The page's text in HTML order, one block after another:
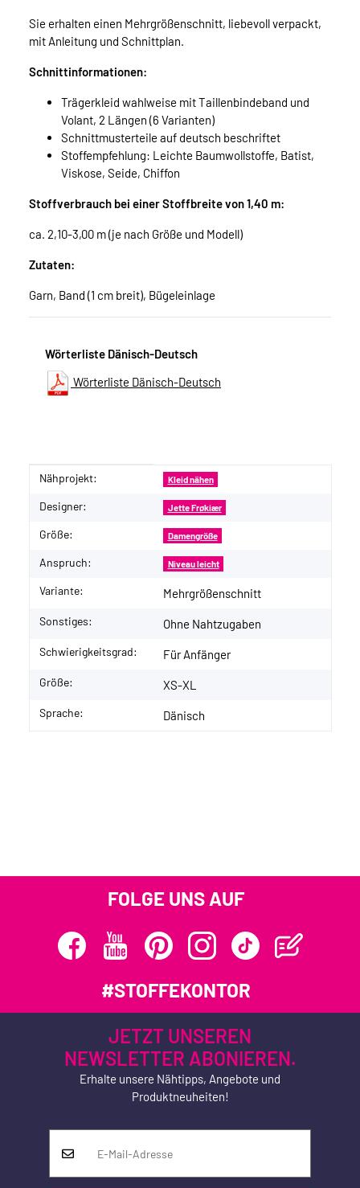
Sie erhalten einen Mehrgrößenschnitt, liebevoll verpackt,
mit Anleitung und Schnittplan.
Schnittinformationen:
Trägerkleid wahlweise mit Taillenbindeband und
Volant, 2 Längen (6 Varianten)
Schnittmusterteile auf deutsch beschriftet
Stoffempfehlung: Leichte Baumwollstoffe, Batist,
Viskose, Seide, Chiffon
Stoffverbrauch bei einer Stoffbreite von 1,40 m:
ca. 2,10-3,00 m (je nach Größe und Modell)
Zutaten:
Garn, Band (1 cm breit), Bügeleinlage
Wörterliste Dänisch-Deutsch
Wörterliste Dänisch-Deutsch
Produkteigenschaft
Wert
Nähprojekt: Kleid nähen
Designer: Jette Frøkiær
Größe: Damengröße
Anspruch: Niveau leicht
Variante: Mehrgrößenschnitt
Sonstiges: Ohne Nahtzugaben
Schwierigkeitsgrad: Für Anfänger
Größe: XS-XL
Sprache: Dänisch
FOLGE UNS AUF
#STOFFEKONTOR
JETZT UNSEREN
NEWSLETTER ABONIEREN.
Erhalte unsere Nähtipps, Angebote und
Produktneuheiten!